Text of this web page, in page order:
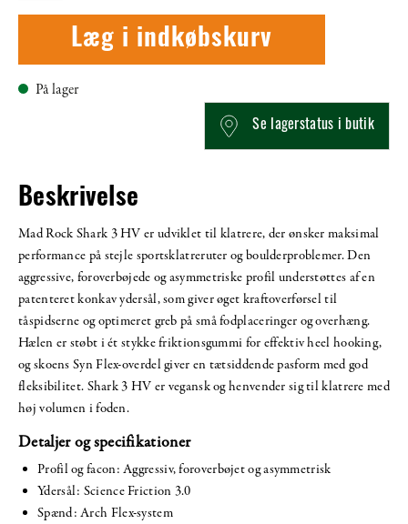
Læg i indkøbskurv
På lager
Se lagerstatus i butik
Beskrivelse
Mad Rock Shark 3 HV er udviklet til klatrere, der ønsker maksimal
performance på stejle sportsklatreruter og boulderproblemer. Den
aggressive, foroverbøjede og asymmetriske profil understøttes af en
patenteret konkav ydersål, som giver øget kraftoverførsel til
tåspidserne og optimeret greb på små fodplaceringer og overhæng.
Hælen er støbt i ét stykke friktionsgummi for effektiv heel hooking,
og skoens Syn Flex-overdel giver en tætsiddende pasform med god
fleksibilitet. Shark 3 HV er vegansk og henvender sig til klatrere med
høj volumen i foden.
Detaljer og specifikationer
Profil og facon: Aggressiv, foroverbøjet og asymmetrisk
Ydersål: Science Friction 3.0
Spænd: Arch Flex-system